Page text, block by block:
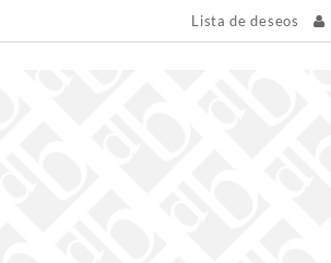
Lista de deseos